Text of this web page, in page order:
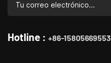
Hotline : +86-15805669553